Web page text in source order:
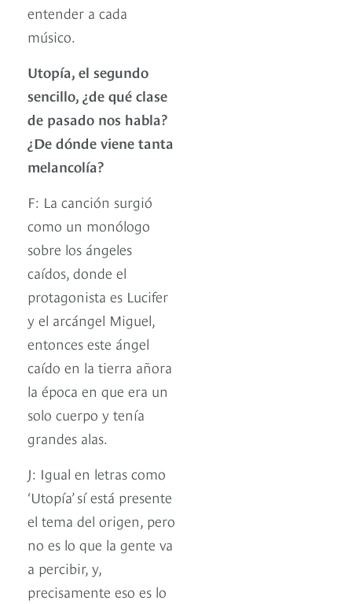
entender a cada
músico.
Utopía, el segundo
sencillo, ¿de qué clase
de pasado nos habla?
¿De dónde viene tanta
melancolía?
F: La canción surgió
como un monólogo
sobre los ángeles
caídos, donde el
protagonista es Lucifer
y el arcángel Miguel,
entonces este ángel
caído en la tierra añora
la época en que era un
solo cuerpo y tenía
grandes alas.
J: Igual en letras como
‘Utopía’ sí está presente
el tema del origen, pero
no es lo que la gente va
a percibir, y,
precisamente eso es lo